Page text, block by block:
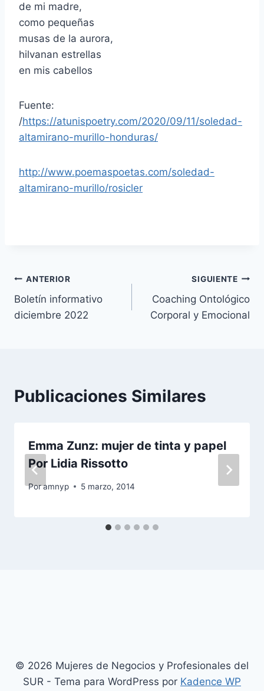
de mi madre,
como pequeñas
musas de la aurora,
hilvanan estrellas
en mis cabellos
Fuente:
/https://atunispoetry.com/2020/09/11/soledad-
altamirano-murillo-honduras/
http://www.poemaspoetas.com/soledad-
altamirano-murillo/rosicler
Navegación
de
ANTERIOR
Boletín informativo
diciembre 2022
SIGUIENTE
Coaching Ontológico
Corporal y Emocional
Publicaciones Similares
Emma Zunz: mujer de tinta y papel
Por Lidia Rissotto
Poramnyp 5 marzo, 2014
© 2026 Mujeres de Negocios y Profesionales del
SUR - Tema para WordPress por Kadence WP